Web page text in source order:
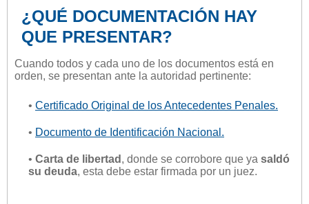
¿QUÉ DOCUMENTACIÓN HAY
QUE PRESENTAR?
Cuando todos y cada uno de los documentos está en
orden, se presentan ante la autoridad pertinente:
• Certificado Original de los Antecedentes Penales.
• Documento de Identificación Nacional.
• Carta de libertad , donde se corrobore que ya saldó
su deuda, esta debe estar firmada por un juez.